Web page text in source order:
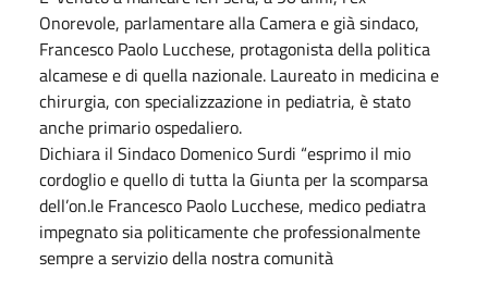
Onorevole, parlamentare alla Camera e già sindaco,
Francesco Paolo Lucchese, protagonista della politica
alcamese e di quella nazionale. Laureato in medicina e
chirurgia, con specializzazione in pediatria, è stato
anche primario ospedaliero.
Dichiara il Sindaco Domenico Surdi “esprimo il mio
cordoglio e quello di tutta la Giunta per la scomparsa
dell’on.le Francesco Paolo Lucchese, medico pediatra
impegnato sia politicamente che professionalmente
sempre a servizio della nostra comunità